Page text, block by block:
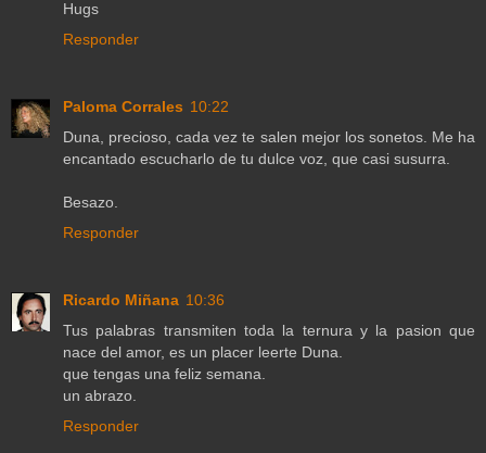
Hugs
Responder
Paloma Corrales 10:22
Duna, precioso, cada vez te salen mejor los sonetos. Me ha
encantado escucharlo de tu dulce voz, que casi susurra.
Besazo.
Responder
Ricardo Miñana 10:36
Tus palabras transmiten toda la ternura y la pasion que
nace del amor, es un placer leerte Duna.
que tengas una feliz semana.
un abrazo.
Responder